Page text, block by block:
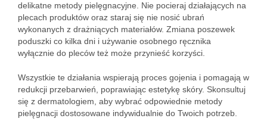
delikatne metody pielęgnacyjne. Nie pocieraj działających na
plecach produktów oraz staraj się nie nosić ubrań
wykonanych z drażniących materiałów. Zmiana poszewek
poduszki co kilka dni i używanie osobnego ręcznika
wyłącznie do pleców też może przynieść korzyści.
Wszystkie te działania wspierają proces gojenia i pomagają w
redukcji przebarwień, poprawiając estetykę skóry. Skonsultuj
się z dermatologiem, aby wybrać odpowiednie metody
pielęgnacji dostosowane indywidualnie do Twoich potrzeb.